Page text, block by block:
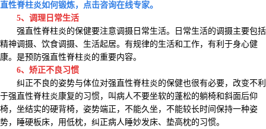
直性脊柱炎如何锻炼，点击咨询在线专家。
5、调理日常生活
强直性脊柱炎的保健要注意调摄日常生活。日常生活的调摄主要包括
精神调摄、饮食调摄、生活起居。有规律的生活和工作，有利于身心健
康。是预防强直性脊柱炎的重要内容。
6、矫正不良习惯
纠正不良的姿势与体位对强直性脊柱炎的保健也很有必要，改变不利
于强直性脊柱炎康复的习惯，叫病人不要坐软的蓬松的躺椅和斜面后仰
椅，坐结实的硬背椅，姿势端正，不能久坐，不能较长时间保持一种姿
势，睡硬板床，用低枕，纠正病人睡妙发床、垫高枕的习惯。